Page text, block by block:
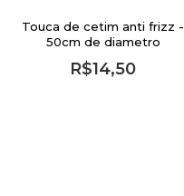
Touca de cetim anti frizz -
50cm de diametro
R$14,50